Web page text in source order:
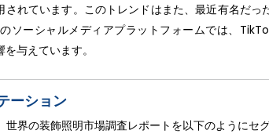
されています。このトレンドはまた、最近有名だ
ソーシャルメディアプラットフォームでは、
与えています。
ーション
界の装飾照明市場調査レポートを以下のようにセ